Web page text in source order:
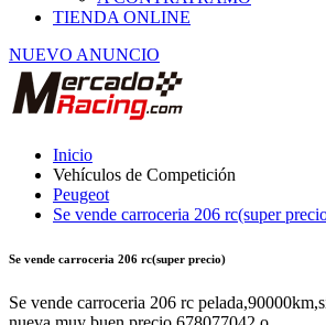
NUEVO ANUNCIO
Vehículos de Competición
Peugeot
Se vende carroceria 206 rc(super precio)
nueva,muy buen precio 678077042 o
boxescompeticion88@hotmail.com